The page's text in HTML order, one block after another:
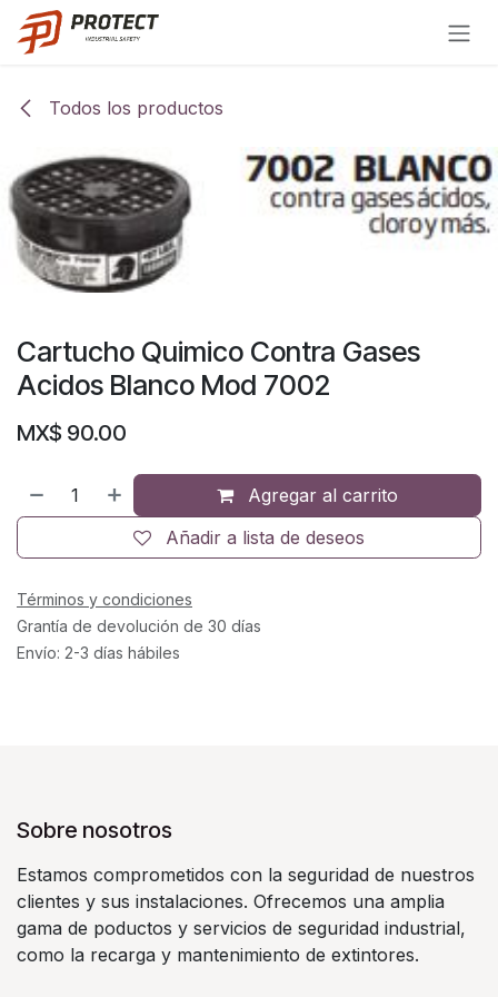
Ir al contenido
Todos los productos
Cartucho Quimico Contra Gases
Acidos Blanco Mod 7002
MX$ 90.00
Agregar al carrito
Añadir a lista de deseos
Términos y condiciones
Grantía de devolución de 30 días
Envío: 2-3 días hábiles
Sobre nosotros
Estamos comprometidos con la seguridad de nuestros
clientes y sus instalaciones. Ofrecemos una amplia
gama de poductos y servicios de seguridad industrial,
como la recarga y mantenimiento de extintores.